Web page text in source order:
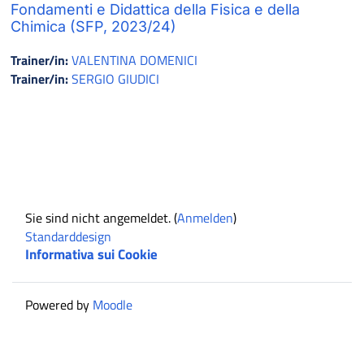
Fondamenti e Didattica della Fisica e della
Chimica (SFP, 2023/24)
Trainer/in:VALENTINA DOMENICI
Trainer/in:SERGIO GIUDICI
Sie sind nicht angemeldet. (Anmelden)
Standarddesign
Informativa sui Cookie
Powered by Moodle